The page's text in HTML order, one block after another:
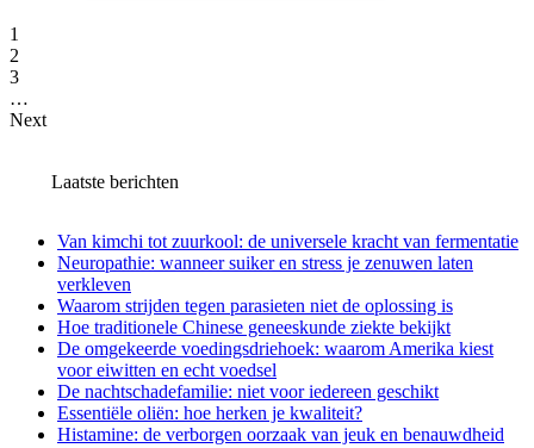
1
2
3
…
Next
Laatste berichten
Van kimchi tot zuurkool: de universele kracht van fermentatie
Neuropathie: wanneer suiker en stress je zenuwen laten
verkleven
Waarom strijden tegen parasieten niet de oplossing is
Hoe traditionele Chinese geneeskunde ziekte bekijkt
De omgekeerde voedingsdriehoek: waarom Amerika kiest
voor eiwitten en echt voedsel
De nachtschadefamilie: niet voor iedereen geschikt
Essentiële oliën: hoe herken je kwaliteit?
Histamine: de verborgen oorzaak van jeuk en benauwdheid